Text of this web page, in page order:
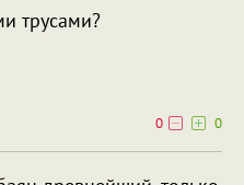
трусами?
0
0